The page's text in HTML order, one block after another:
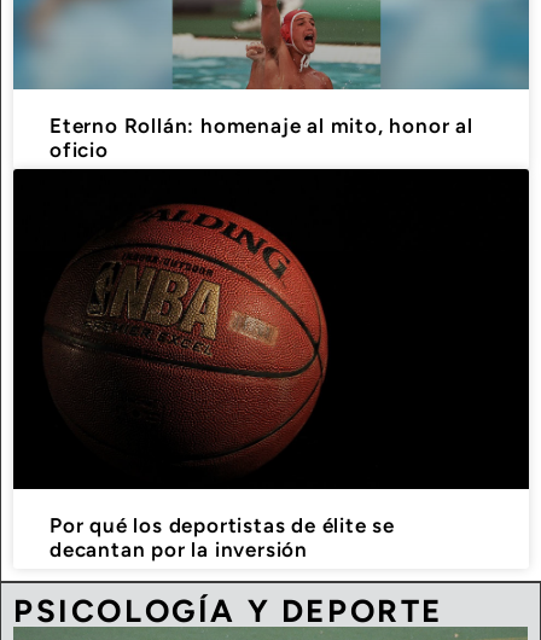
Eterno Rollán: homenaje al mito, honor al
oficio
Por qué los deportistas de élite se
decantan por la inversión
PSICOLOGÍA Y DEPORTE